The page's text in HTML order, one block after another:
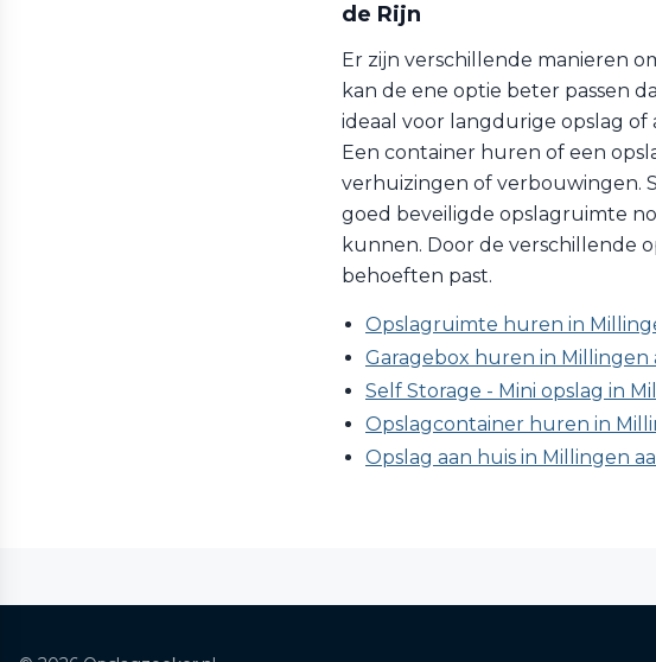
de Rijn
Er zijn verschillende manieren
kan de ene optie beter passen
ideaal voor langdurige opslag
Een container huren of een
verhuizingen of verbouwingen.
goed beveiligde opslagruimte
kunnen. Door de verschillende
behoeften past.
Opslagruimte huren in
Garagebox huren in Millingen
Self Storage - Mini opslag in
Opslagcontainer huren in
Opslag aan huis in Millingen